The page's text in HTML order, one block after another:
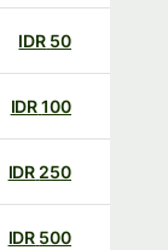
50
IDR
100
IDR
250
IDR
500
IDR